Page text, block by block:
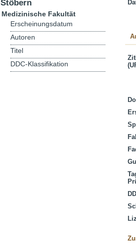
Stöbern
Medizinische Fakultät
Erscheinungsdatum
Autoren
Titel
DDC-Klassifikation